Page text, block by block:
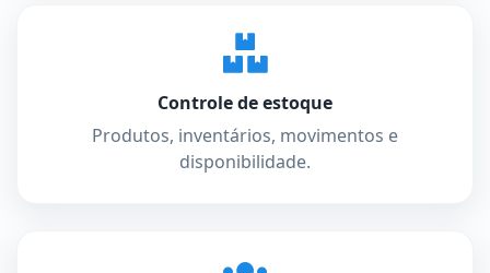
Controle de estoque
Produtos, inventários, movimentos e
disponibilidade.